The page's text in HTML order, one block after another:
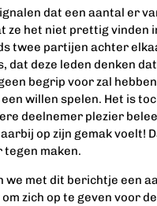
dat een aantal er
ze het niet prettig vinden
twee partijen achter
dat deze leden denken
begrip voor zal hebben
willen spelen. Het is
deelnemer plezier
op zijn gemak voelt!
tegen maken.
we met dit berichtje een
zich op te geven voor